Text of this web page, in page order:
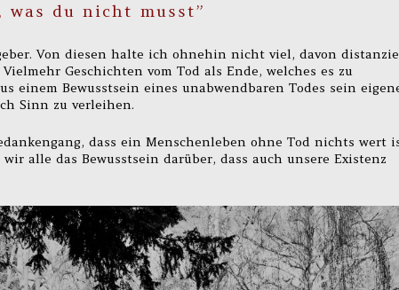
du nicht musst”
Von diesen halte ich ohnehin nicht viel, davon
Geschichten vom Tod als Ende, welches es zu
einem Bewusstsein eines unabwendbaren Todes sein
Sinn zu verleihen.
dass ein Menschenleben ohne Tod nichts wert
alle das Bewusstsein darüber, dass auch unsere Existenz